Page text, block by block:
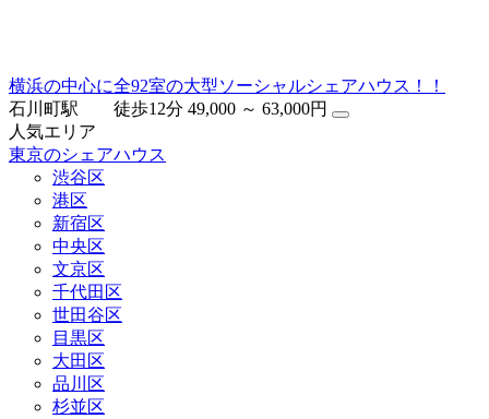
横浜の中心に全92室の大型ソーシャルシェアハウス！！
石川町駅 徒歩12分 49,000 ～ 63,000円
人気エリア
東京のシェアハウス
渋谷区
港区
新宿区
中央区
文京区
千代田区
世田谷区
目黒区
大田区
品川区
杉並区